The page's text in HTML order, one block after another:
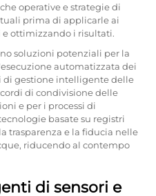
operative e strategie di
prima di applicarle ai
ottimizzando i risultati.
soluzioni potenziali per la
automatizzata dei
gestione intelligente delle
di condivisione delle
e per i processi di
basate su registri
trasparenza e la fiducia nelle
riducendo al contempo
di sensori e